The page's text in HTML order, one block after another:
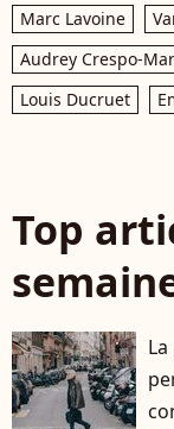
Marc Lavoine
Audrey Crespo-
Louis Ducruet
Top